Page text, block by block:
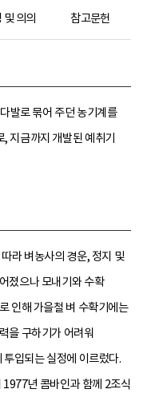
및 의의 참고문헌
발로 묶어 주던 농기계를
지금까지 개발된 예취기
라 벼농사의 경운, 정지 및
졌으나 모내기와 수확
인해 가을철 벼 수확기에는
을 구하기가 어려워
입되는 실정에 이르렀다.
1977년 콤바인과 함께 2조식